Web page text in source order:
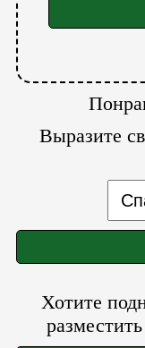
Выразите
Хотите